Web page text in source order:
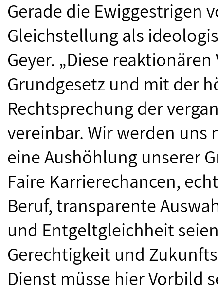
Gerade die Ewiggestrigen
Gleichstellung als
Geyer. „Diese
Grundgesetz und mit der
Rechtsprechung der
vereinbar. Wir werden uns
eine Aushöhlung unserer
Faire Karrierechancen,
Beruf, transparente
und Entgeltgleichheit
Gerechtigkeit und
Dienst müsse hier Vorbild